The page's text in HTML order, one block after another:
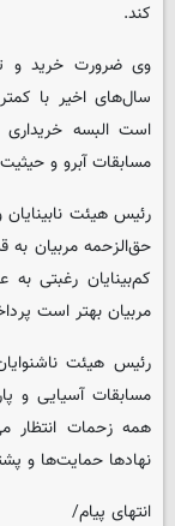
کند.
وی ضرورت خرید و
سال‌های اخیر با
است البسه
مسابقات آبرو و
رئیس هیئت نابینایان
حق‌الزحمه مربیان به
کم‌بینایان رغبتی به
مربیان بهتر است
رئیس هیئت
مسابقات آسیایی و
همه زحمات انتظار
نهادها حمایت‌ها و
انتهای پیام/